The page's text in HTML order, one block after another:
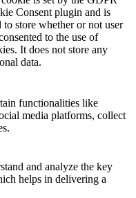
Consent plugin and is
to store whether or not user
to the use of
It does not store any
data.
functionalities like
media platforms, collect
and analyze the key
helps in delivering a